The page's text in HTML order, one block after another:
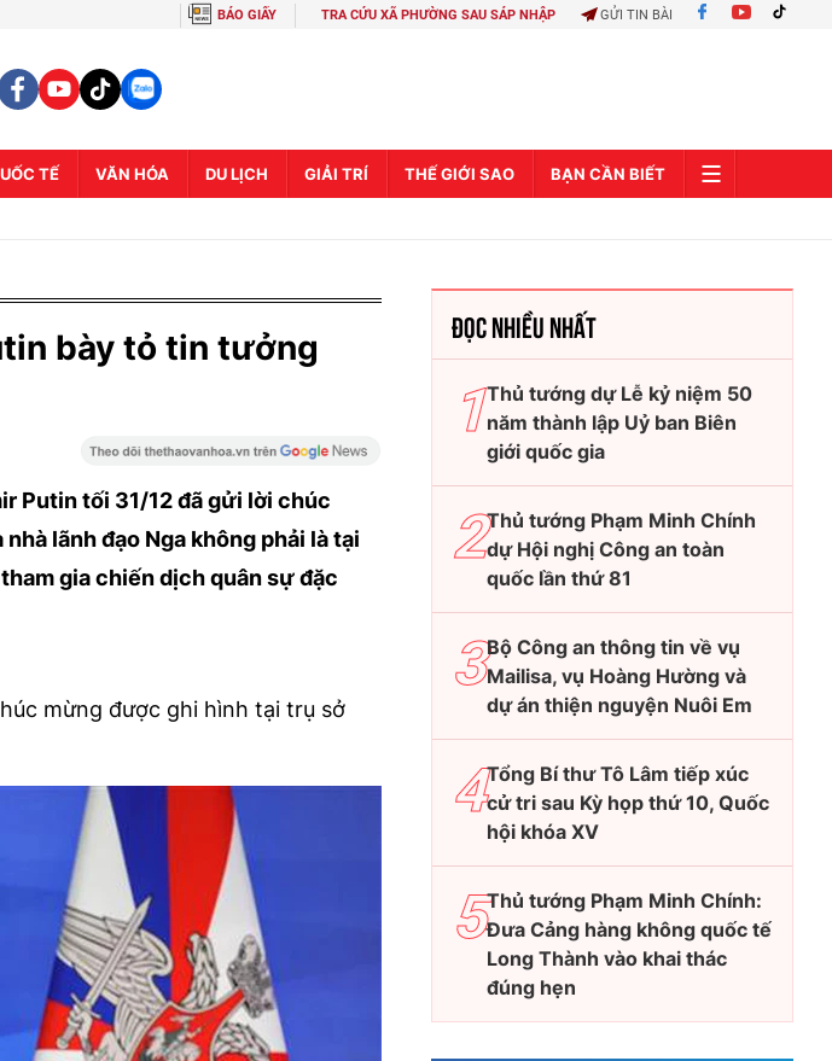
BÁO GIẤY TRA CỨU XÃ PHƯỜNG SAU SÁP NHẬP GỬI TIN BÀI
TẾ VĂN HÓA DU LỊCH GIẢI TRÍ THẾ GIỚI SAO BẠN CẦN BIẾT
bày tỏ tin tưởng
Putin tối 31/12 đã gửi lời chúc
lãnh đạo Nga không phải là tại
gia chiến dịch quân sự đặc
mừng được ghi hình tại trụ sở
ĐỌC NHIỀU NHẤT
Thủ tướng dự Lễ kỷ niệm 50
năm thành lập Uỷ ban Biên
giới quốc gia
Thủ tướng Phạm Minh Chính
dự Hội nghị Công an toàn
quốc lần thứ 81
Bộ Công an thông tin về vụ
Mailisa, vụ Hoàng Hường và
dự án thiện nguyện Nuôi Em
Tổng Bí thư Tô Lâm tiếp xúc
cử tri sau Kỳ họp thứ 10, Quốc
hội khóa XV
Thủ tướng Phạm Minh Chính:
Đưa Cảng hàng không quốc tế
Long Thành vào khai thác
đúng hẹn